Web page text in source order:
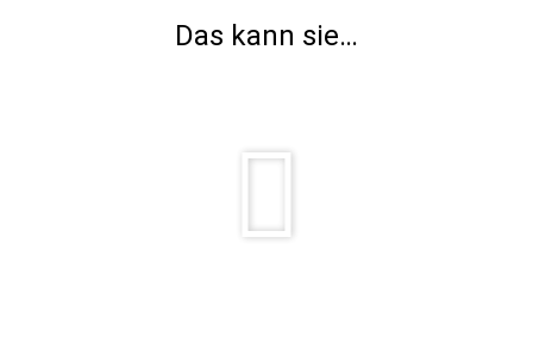
Das kann sie…